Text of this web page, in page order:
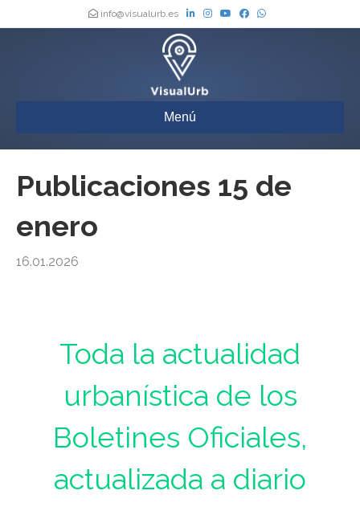
info@visualurb.es
Menú
Publicaciones 15 de
enero
16.01.2026
Toda la actualidad
urbanística de los
Boletines Oficiales,
actualizada a diario